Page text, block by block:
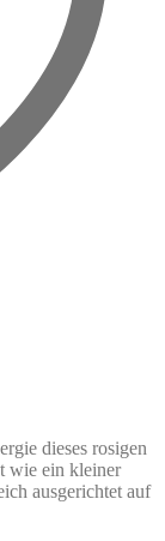
dieses rosigen
wie ein kleiner
ausgerichtet auf